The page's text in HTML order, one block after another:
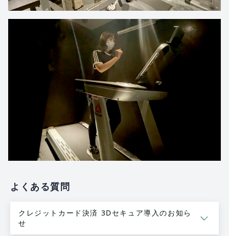
よくある質問
クレジットカード決済 3Dセキュア導入のお知ら
せ